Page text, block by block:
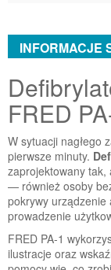
INFORMACJE
FRED
W sytuacji nagłego
pierwsze minuty.
zaprojektowany tak,
— również osoby
pokrywy
prowadzenie
FRED PA-1
ilustracje oraz